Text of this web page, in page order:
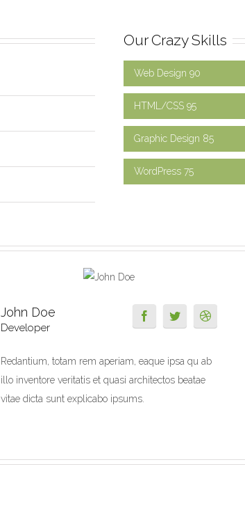
Our Crazy Skills
Web Design 90
HTML/CSS 95
Graphic Design 85
WordPress 75
John Doe
Developer
Redantium, totam rem aperiam, eaque ipsa qu ab
illo inventore veritatis et quasi architectos beatae
vitae dicta sunt explicabo ipsums.